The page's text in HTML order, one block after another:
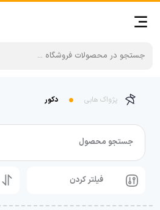
پژواک هابی دکور
جستجو محصول
فیلتر کردن